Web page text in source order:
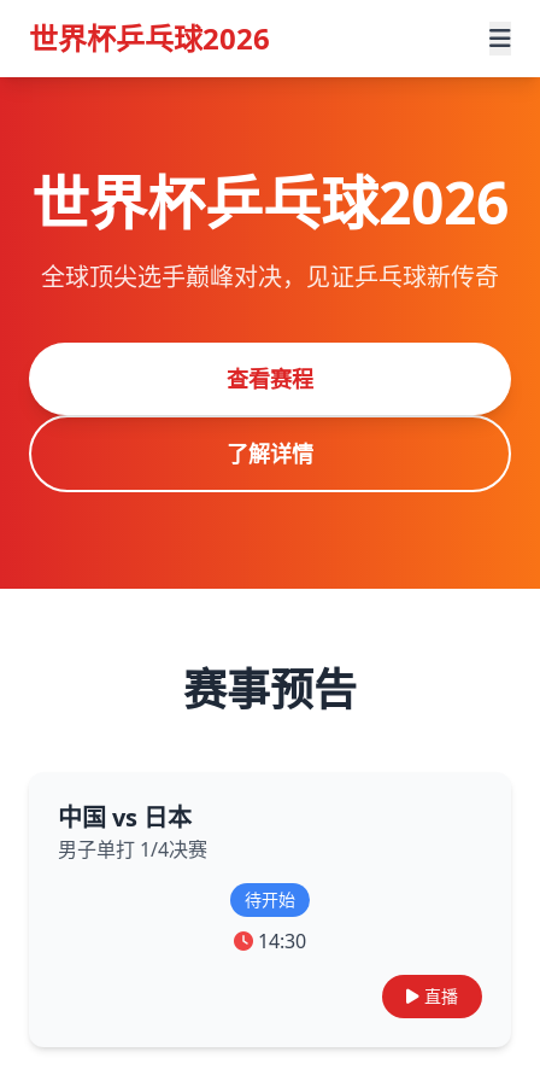
世界杯乒乓球2026
世界杯乒乓球2026
全球顶尖选手巅峰对决，见证乒乓球新传奇
查看赛程
了解详情
赛事预告
中国 vs 日本
男子单打 1/4决赛
待开始
14:30
直播